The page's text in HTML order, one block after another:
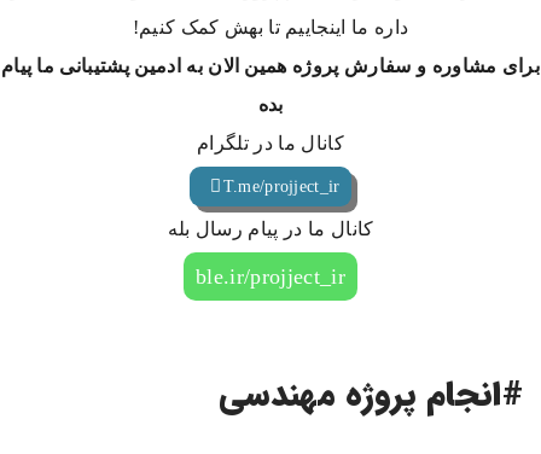
داره ما اینجاییم تا بهش کمک کنیم!
برای مشاوره و سفارش پروژه همین الان به ادمین پشتیبانی ما پیام
بده
کانال ما در تلگرام
T.me/projject_ir
کانال ما در پیام رسال بله
ble.ir/projject_ir
#انجام پروژه مهندسی